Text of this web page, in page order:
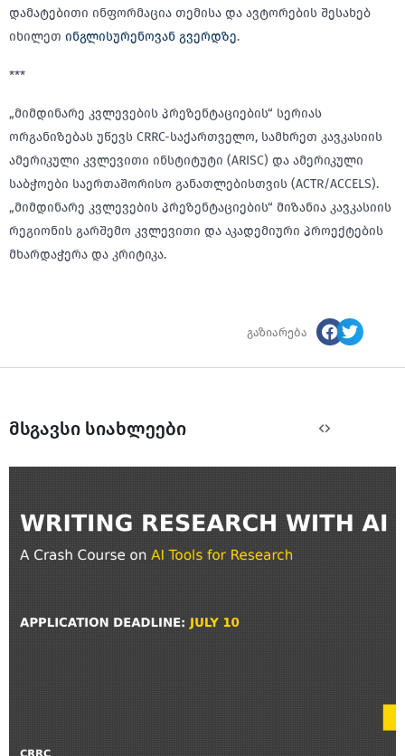
დამატებითი ინფორმაცია თემისა და ავტორების შესახებ
იხილეთ ინგლისურენოვან გვერდზე.
***
„მიმდინარე კვლევების პრეზენტაციების“ სერიას
ორგანიზებას უწევს CRRC-საქართველო, სამხრეთ კავკასიის
ამერიკული კვლევითი ინსტიტუტი (ARISC) და ამერიკული
საბჭოები საერთაშორისო განათლებისთვის (ACTR/ACCELS).
„მიმდინარე კვლევების პრეზენტაციების“ მიზანია კავკასიის
რეგიონის გარშემო კვლევითი და აკადემიური პროექტების
მხარდაჭერა და კრიტიკა.
გაზიარება
მსგავსი სიახლეები